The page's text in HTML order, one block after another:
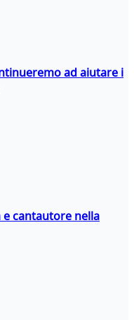
ad aiutare i
e cantautore nella